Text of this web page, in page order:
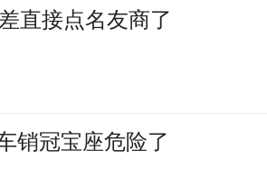
直接点名友商了
销冠宝座危险了